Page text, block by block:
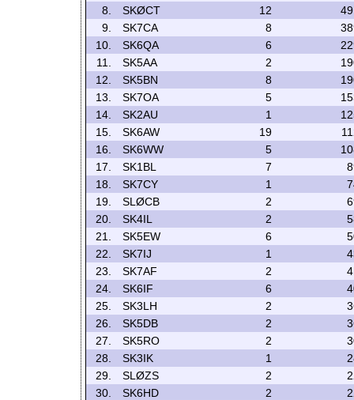
8.
SKØCT 12
9.
SK7CA 8
10.
SK6QA 6
11.
SK5AA 2
12.
SK5BN 8
13.
SK7OA 5
14.
SK2AU 1
15.
SK6AW 19
16.
SK6WW 5
17.
SK1BL 7
18.
SK7CY 1
19.
SLØCB 2
20.
SK4IL 2
21.
SK5EW 6
22.
SK7IJ 1
23.
SK7AF 2
24.
SK6IF 6
25.
SK3LH 2
26.
SK5DB 2
27.
SK5RO 2
28.
SK3IK 1
29.
SLØZS 2
30.
SK6HD 2